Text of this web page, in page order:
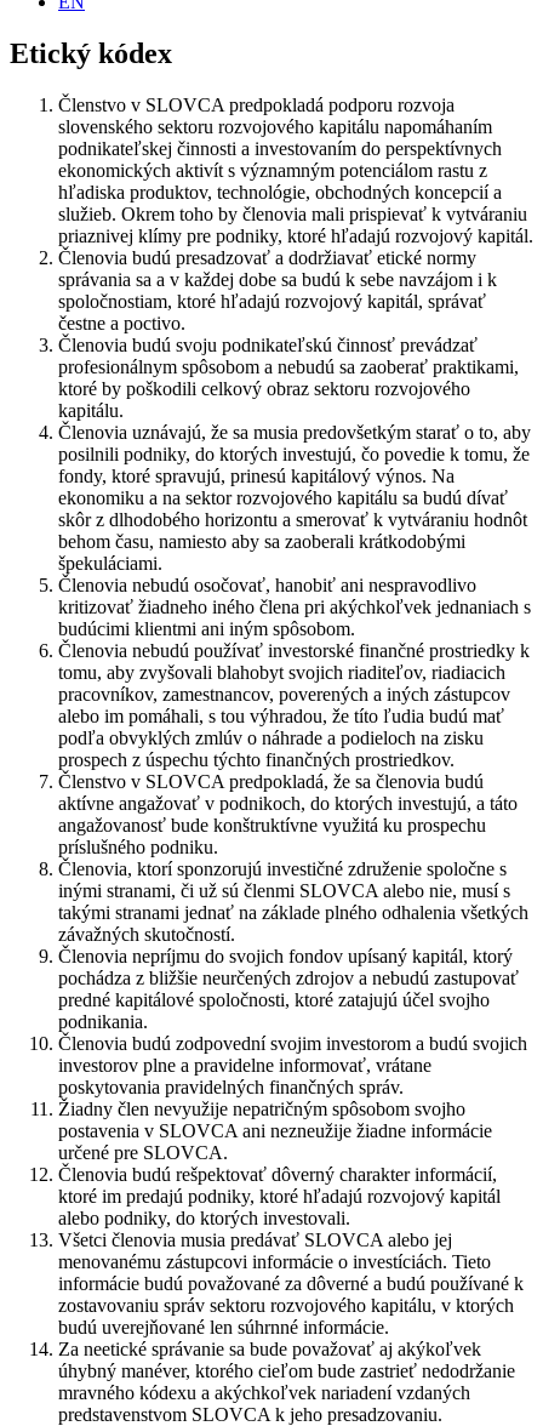
Etický kódex
Členstvo v SLOVCA predpokladá podporu rozvoja
slovenského sektoru rozvojového kapitálu napomáhaním
podnikateľskej činnosti a investovaním do perspektívnych
ekonomických aktivít s významným potenciálom rastu z
hľadiska produktov, technológie, obchodných koncepcií a
služieb. Okrem toho by členovia mali prispievať k vytváraniu
priaznivej klímy pre podniky, ktoré hľadajú rozvojový kapitál.
Členovia budú presadzovať a dodržiavať etické normy
správania sa a v každej dobe sa budú k sebe navzájom i k
spoločnostiam, ktoré hľadajú rozvojový kapitál, správať
čestne a poctivo.
Členovia budú svoju podnikateľskú činnosť prevádzať
profesionálnym spôsobom a nebudú sa zaoberať praktikami,
ktoré by poškodili celkový obraz sektoru rozvojového
kapitálu.
Členovia uznávajú, že sa musia predovšetkým starať o to, aby
posilnili podniky, do ktorých investujú, čo povedie k tomu, že
fondy, ktoré spravujú, prinesú kapitálový výnos. Na
ekonomiku a na sektor rozvojového kapitálu sa budú dívať
skôr z dlhodobého horizontu a smerovať k vytváraniu hodnôt
behom času, namiesto aby sa zaoberali krátkodobými
špekuláciami.
Členovia nebudú osočovať, hanobiť ani nespravodlivo
kritizovať žiadneho iného člena pri akýchkoľvek jednaniach s
budúcimi klientmi ani iným spôsobom.
Členovia nebudú používať investorské finančné prostriedky k
tomu, aby zvyšovali blahobyt svojich riaditeľov, riadiacich
pracovníkov, zamestnancov, poverených a iných zástupcov
alebo im pomáhali, s tou výhradou, že títo ľudia budú mať
podľa obvyklých zmlúv o náhrade a podieloch na zisku
prospech z úspechu týchto finančných prostriedkov.
Členstvo v SLOVCA predpokladá, že sa členovia budú
aktívne angažovať v podnikoch, do ktorých investujú, a táto
angažovanosť bude konštruktívne využitá ku prospechu
príslušného podniku.
Členovia, ktorí sponzorujú investičné združenie spoločne s
inými stranami, či už sú členmi SLOVCA alebo nie, musí s
takými stranami jednať na základe plného odhalenia všetkých
závažných skutočností.
Členovia nepríjmu do svojich fondov upísaný kapitál, ktorý
pochádza z bližšie neurčených zdrojov a nebudú zastupovať
predné kapitálové spoločnosti, ktoré zatajujú účel svojho
podnikania.
Členovia budú zodpovední svojim investorom a budú svojich
investorov plne a pravidelne informovať, vrátane
poskytovania pravidelných finančných správ.
Žiadny člen nevyužije nepatričným spôsobom svojho
postavenia v SLOVCA ani nezneužije žiadne informácie
určené pre SLOVCA.
Členovia budú rešpektovať dôverný charakter informácií,
ktoré im predajú podniky, ktoré hľadajú rozvojový kapitál
alebo podniky, do ktorých investovali.
Všetci členovia musia predávať SLOVCA alebo jej
menovanému zástupcovi informácie o investíciách. Tieto
informácie budú považované za dôverné a budú používané k
zostavovaniu správ sektoru rozvojového kapitálu, v ktorých
budú uverejňované len súhrnné informácie.
Za neetické správanie sa bude považovať aj akýkoľvek
úhybný manéver, ktorého cieľom bude zastrieť nedodržanie
mravného kódexu a akýchkoľvek nariadení vzdaných
predstavenstvom SLOVCA k jeho presadzovaniu.